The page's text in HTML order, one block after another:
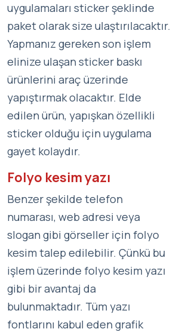
uygulamaları sticker şeklinde
paket olarak size ulaştırılacaktır.
Yapmanız gereken son işlem
elinize ulaşan sticker baskı
ürünlerini araç üzerinde
yapıştırmak olacaktır. Elde
edilen ürün, yapışkan özellikli
sticker olduğu için uygulama
gayet kolaydır.
Folyo kesim yazı
Benzer şekilde telefon
numarası, web adresi veya
slogan gibi görseller için folyo
kesim talep edilebilir. Çünkü bu
işlem üzerinde folyo kesim yazı
gibi bir avantaj da
bulunmaktadır. Tüm yazı
fontlarını kabul eden grafik